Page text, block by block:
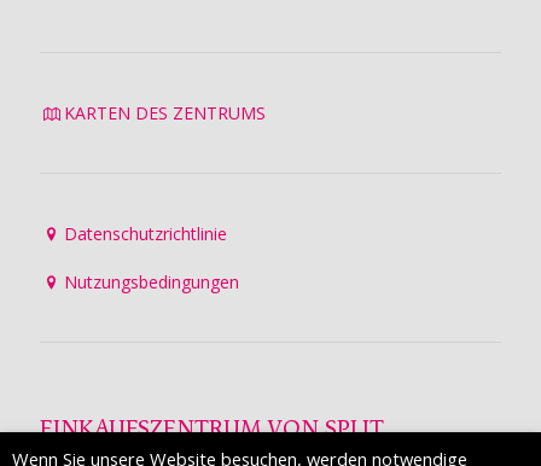
KARTEN DES ZENTRUMS
Datenschutzrichtlinie
Nutzungsbedingungen
EINKAUFSZENTRUM VON SPLIT
Wenn Sie unsere Website besuchen, werden notwendige